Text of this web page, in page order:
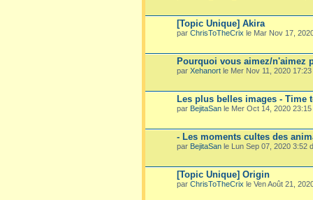
[Topic Unique] Akira
par ChrisToTheCrix le Mar Nov 17,
Pourquoi vous aimez/n'aimez
par Xehanort le Mer Nov 11, 2020
Les plus belles images - Time
par BejitaSan le Mer Oct 14, 2020
- Les moments cultes des
par BejitaSan le Lun Sep 07, 2020 3:52
[Topic Unique] Origin
par ChrisToTheCrix le Ven Août 21,